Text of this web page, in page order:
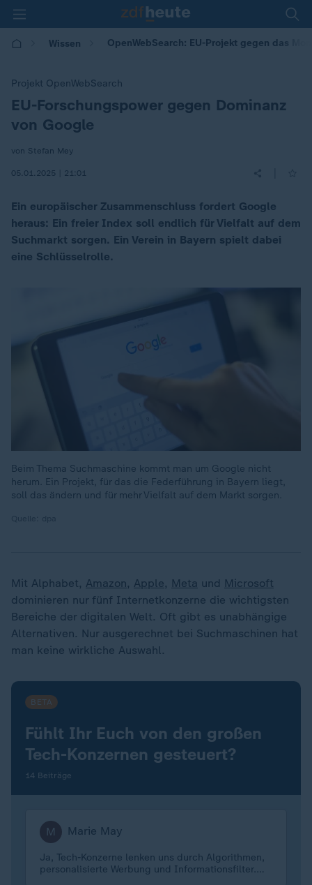
Wissen OpenWebSearch: EU-Projekt gegen das
Projekt OpenWebSearch
:EU-Forschungspower gegen Dominanz
von Google
von Stefan Mey
05.01.2025 | 21:01
Ein europäischer Zusammenschluss fordert Google
heraus: Ein freier Index soll endlich für Vielfalt auf dem
Suchmarkt sorgen. Ein Verein in Bayern spielt dabei
eine Schlüsselrolle.
Beim Thema Suchmaschine kommt man um Google nicht
herum. Ein Projekt, für das die Federführung in Bayern liegt,
soll das ändern und für mehr Vielfalt auf dem Markt sorgen.
Mit Alphabet, Amazon, Apple, Meta und Microsoft
dominieren nur fünf Internetkonzerne die wichtigsten
Bereiche der digitalen Welt. Oft gibt es unabhängige
Alternativen. Nur ausgerechnet bei Suchmaschinen hat
man keine wirkliche Auswahl.
BETA
Fühlt Ihr Euch von den großen
Tech-Konzernen gesteuert?
14 Beiträge
M Marie May
Ja, Tech-Konzerne lenken uns durch Algorithmen,
personalisierte Werbung und Informationsfilter.